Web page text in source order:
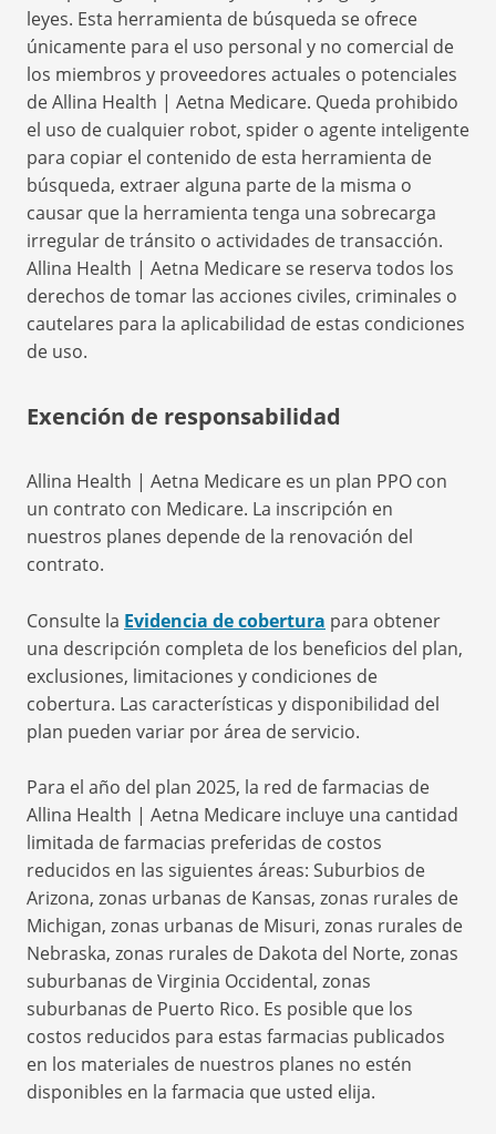
leyes. Esta herramienta de búsqueda se ofrece
únicamente para el uso personal y no comercial de
los miembros y proveedores actuales o potenciales
de Allina Health | Aetna Medicare. Queda prohibido
el uso de cualquier robot, spider o agente inteligente
para copiar el contenido de esta herramienta de
búsqueda, extraer alguna parte de la misma o
causar que la herramienta tenga una sobrecarga
irregular de tránsito o actividades de transacción.
Allina Health | Aetna Medicare se reserva todos los
derechos de tomar las acciones civiles, criminales o
cautelares para la aplicabilidad de estas condiciones
de uso.
Exención de responsabilidad
Allina Health | Aetna Medicare es un plan PPO con
un contrato con Medicare. La inscripción en
nuestros planes depende de la renovación del
contrato.
Consulte la Evidencia de cobertura para obtener
una descripción completa de los beneficios del plan,
exclusiones, limitaciones y condiciones de
cobertura. Las características y disponibilidad del
plan pueden variar por área de servicio.
Para el año del plan 2025, la red de farmacias de
Allina Health | Aetna Medicare incluye una cantidad
limitada de farmacias preferidas de costos
reducidos en las siguientes áreas: Suburbios de
Arizona, zonas urbanas de Kansas, zonas rurales de
Michigan, zonas urbanas de Misuri, zonas rurales de
Nebraska, zonas rurales de Dakota del Norte, zonas
suburbanas de Virginia Occidental, zonas
suburbanas de Puerto Rico. Es posible que los
costos reducidos para estas farmacias publicados
en los materiales de nuestros planes no estén
disponibles en la farmacia que usted elija.